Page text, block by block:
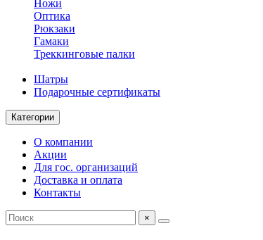
Ножи
Оптика
Рюкзаки
Гамаки
Треккинговые палки
Шатры
Подарочные сертификаты
Категории
О компании
Акции
Для гос. организаций
Доставка и оплата
Контакты
×